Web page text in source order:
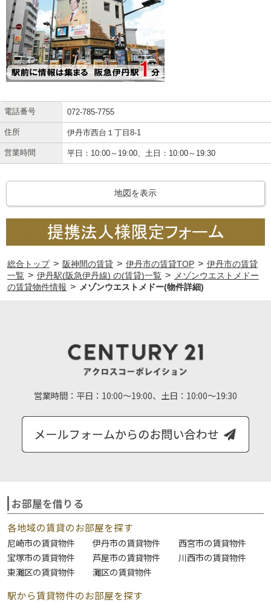
電話番号 072-785-7755
住所 伊丹市西台１丁目8-1
営業時間 平日：10:00～19:00、土日：10:00～19:30
地図を表示
総合トップ > 阪神間の賃貸 > 伊丹市の賃貸TOP > 伊丹市の賃貸
一覧 > 伊丹駅(阪急伊丹線) の(賃貸)一覧 > メゾンウエストメドー
の賃貸物件情報 > メゾンウエストメドー(物件詳細)
営業時間： 平日：10:00～19:00、土日：10:00～19:30
お部屋を借りる
各地域の賃貸のお部屋を探す
尼崎市の賃貸物件 伊丹市の賃貸物件
西宮市の賃貸物件
宝塚市の賃貸物件
芦屋市の賃貸物件
川西市の賃貸物件
東灘区の賃貸物件
灘区の賃貸物件
駅から賃貸物件のお部屋を探す